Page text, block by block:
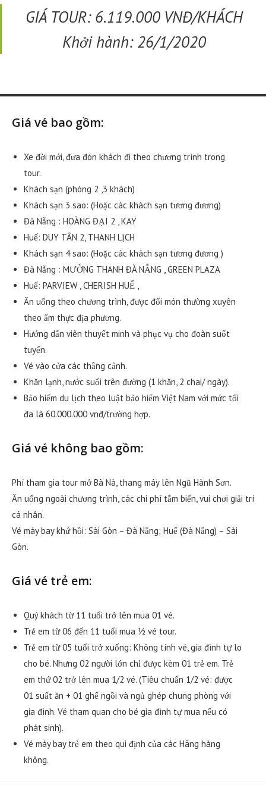
GIÁ TOUR: 6.119.000 VNĐ/KHÁCH
Khởi hành: 26/1/2020
Giá vé bao gồm:
Xe đời mới, đưa đón khách đi theo chương trình trong
tour.
Khách sạn (phòng 2 ,3 khách)
Khách sạn 3 sao: (Hoặc các khách sạn tương đương)
Đà Nẵng : HOÀNG ĐẠI 2 , KAY
Huế: DUY TÂN 2, THANH LỊCH
Khách sạn 4 sao: (Hoặc các khách sạn tương đương )
Đà Nẵng : MƯỜNG THANH ĐÀ NẴNG , GREEN PLAZA
Huế: PARVIEW , CHERISH HUẾ ,
Ăn uống theo chương trình, được đổi món thường xuyên
theo ẩm thực địa phương.
Hướng dẫn viên thuyết minh và phục vụ cho đoàn suốt
tuyến.
Vé vào cửa các thắng cảnh.
Khăn lạnh, nước suối trên đường (1 khăn, 2 chai/ ngày).
Bảo hiểm du lịch theo luật bảo hiểm Việt Nam với mức tối
đa là 60.000.000 vnđ/trường hợp.
Giá vé không bao gồm:
Phí tham gia tour mở Bà Nà, thang máy lên Ngũ Hành Sơn.
Ăn uống ngoài chương trình, các chi phí tắm biển, vui chơi giải trí
cá nhân.
Vé máy bay khứ hồi: Sài Gòn – Đà Nẵng; Huế (Đà Nẵng) – Sài
Gòn.
Giá vé trẻ em:
Quý khách từ 11 tuổi trở lên mua 01 vé.
Trẻ em từ 06 đến 11 tuổi mua ½ vé tour.
Trẻ em từ 05 tuổi trở xuống: Không tính vé, gia đình tự lo
cho bé. Nhưng 02 người lớn chỉ được kèm 01 trẻ em. Trẻ
em thứ 02 trở lên mua 1/2 vé. (Tiêu chuẩn 1/2 vé: được
01 suất ăn + 01 ghế ngồi và ngủ ghép chung phòng với
gia đình. Vé tham quan cho bé gia đình tự mua nếu có
phát sinh).
Vé máy bay trẻ em theo qui định của các Hãng hàng
không.